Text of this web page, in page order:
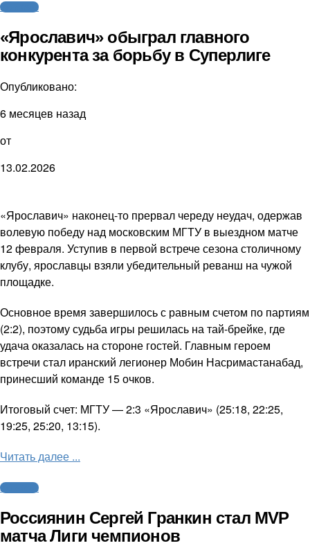
Волейбол
«Ярославич» обыграл главного
конкурента за борьбу в Суперлиге
Опубликовано:
6 месяцев назад
от
13.02.2026
«Ярославич» наконец-то прервал череду неудач, одержав
волевую победу над московским МГТУ в выездном матче
12 февраля. Уступив в первой встрече сезона столичному
клубу, ярославцы взяли убедительный реванш на чужой
площадке.
Основное время завершилось с равным счетом по партиям
(2:2), поэтому судьба игры решилась на тай-брейке, где
удача оказалась на стороне гостей. Главным героем
встречи стал иранский легионер Мобин Насримастанабад,
принесший команде 15 очков.
Итоговый счет: МГТУ — 2:3 «Ярославич» (25:18, 22:25,
19:25, 25:20, 13:15).
Читать далее ...
Волейбол
Россиянин Сергей Гранкин стал MVP
матча Лиги чемпионов